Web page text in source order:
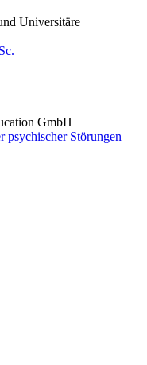
Universitäre
GmbH
psychischer Störungen